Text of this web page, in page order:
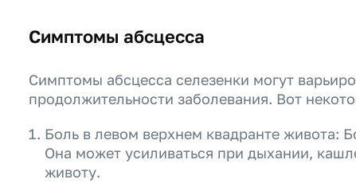
Симптомы абсцесса
Симптомы абсцесса селезенки могут
продолжительности заболевания. Вот
Боль в левом верхнем квадранте живота:
Она может усиливаться при дыхании,
животу.